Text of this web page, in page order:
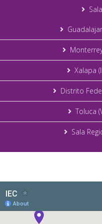
Xalapa
Distrito
Toluca
Sala